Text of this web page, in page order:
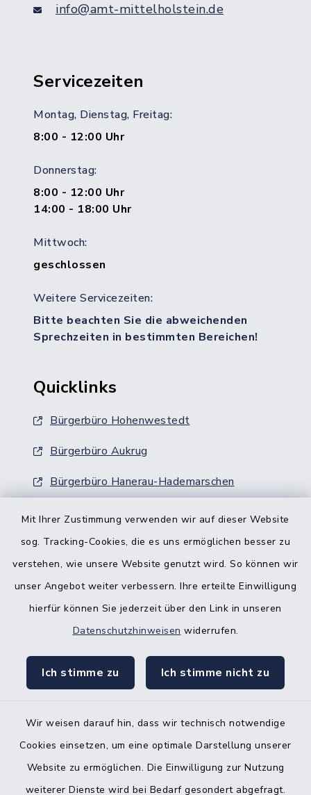
Mit Ihrer Zustimmung verwenden wir auf dieser Website
sog. Tracking-Cookies, die es uns ermöglichen besser zu
verstehen, wie unsere Website genutzt wird. So können wir
unser Angebot weiter verbessern. Ihre erteilte Einwilligung
hierfür können Sie jederzeit über den Link in unseren
Datenschutzhinweisen widerrufen.
Ich stimme zu Ich stimme nicht zu
Wir weisen darauf hin, dass wir technisch notwendige
Cookies einsetzen, um eine optimale Darstellung unserer
Website zu ermöglichen. Die Einwilligung zur Nutzung
weiterer Dienste wird bei Bedarf gesondert abgefragt.
info@amt-mittelholstein.de
Servicezeiten
Montag, Dienstag, Freitag:
8:00 - 12:00 Uhr
Donnerstag:
8:00 - 12:00 Uhr
14:00 - 18:00 Uhr
Mittwoch:
geschlossen
Weitere Servicezeiten:
Bitte beachten Sie die abweichenden
Sprechzeiten in bestimmten Bereichen!
Quicklinks
Bürgerbüro Hohenwestedt
Bürgerbüro Aukrug
Bürgerbüro Hanerau-Hademarschen
Nebenstelle Padenstedt
KFZ-Zulassungsbehörde
Gleichstellungsbüro
Kontakt
Datenschutz
Impressum